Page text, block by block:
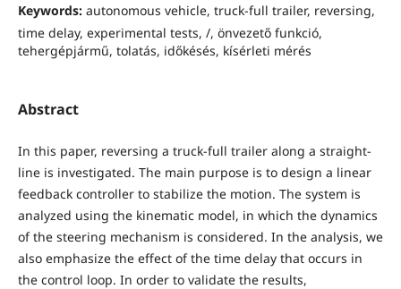
Keywords: autonomous vehicle, truck-full trailer, reversing,
time delay, experimental tests, /, önvezető funkció,
tehergépjármű, tolatás, időkésés, kísérleti mérés
Abstract
In this paper, reversing a truck-full trailer along a straight-
line is investigated. The main purpose is to design a linear
feedback controller to stabilize the motion. The system is
analyzed using the kinematic model, in which the dynamics
of the steering mechanism is considered. In the analysis, we
also emphasize the effect of the time delay that occurs in
the control loop. In order to validate the results,